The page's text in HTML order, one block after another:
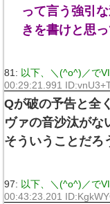
って言う強引
きを書けと思
81: 以下、＼(^o^)／で
00:29:21.991
Qが破の予告と全
ヴァの音沙汰がな
そういうことだろ
97: 以下、＼(^o^)／で
00:43:23.201